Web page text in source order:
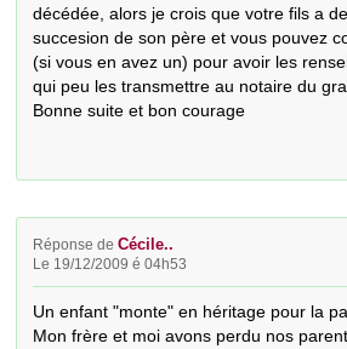
décédée, alors je crois que votre fils a
succesion de son père et vous pouvez
(si vous en avez un) pour avoir les
qui peu les transmettre au notaire du
Bonne suite et bon courage
Réponse deCécile..
Le 19/12/2009 é 04h53
Un enfant "monte" en héritage pour la
Mon frère et moi avons perdu nos